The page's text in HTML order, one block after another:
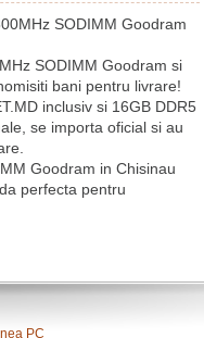
SODIMM Goodram
SODIMM Goodram si
bani pentru livrare!
inclusiv si 16GB DDR5
se importa oficial si au
Goodram in Chisinau
perfecta pentru
PC